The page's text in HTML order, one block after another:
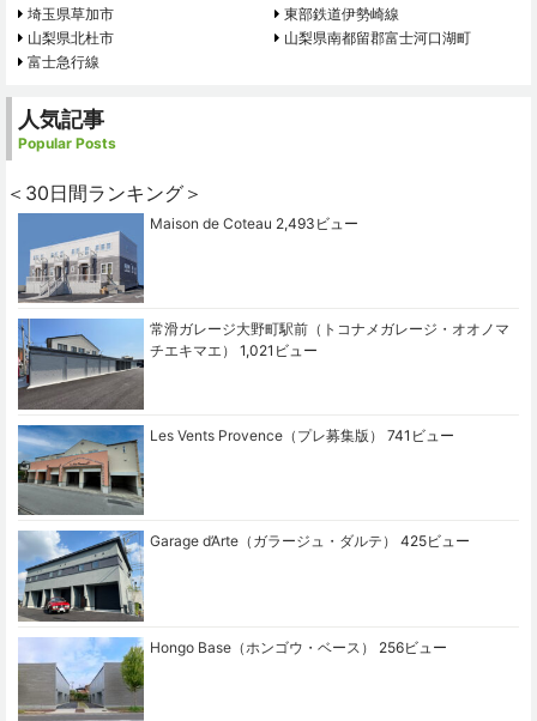
埼玉県草加市
東部鉄道伊勢崎線
山梨県北杜市
山梨県南都留郡富士河口湖町
富士急行線
人気記事
Popular Posts
＜30日間ランキング＞
Maison de Coteau 2,493ビュー
常滑ガレージ大野町駅前（トコナメガレージ・オオノマ
チエキマエ）
1,021ビュー
Les Vents Provence（プレ募集版） 741ビュー
Garage d’Arte（ガラージュ・ダルテ） 425ビュー
Hongo Base（ホンゴウ・ベース） 256ビュー